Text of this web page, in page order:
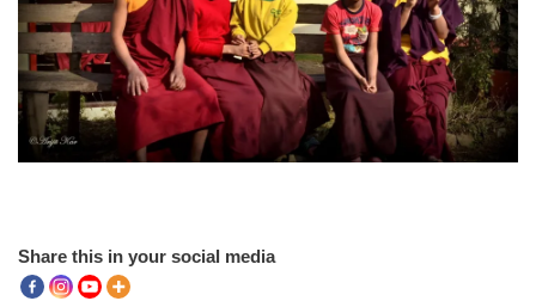
Share this in your social media